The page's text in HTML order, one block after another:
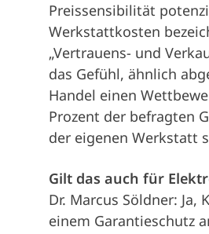
Preissensibilität
Werkstattkosten
„Vertrauens- und
das Gefühl, ähnlich
Handel einen
Prozent der befragten
der eigenen Werkstatt
Gilt das auch für
Dr. Marcus Söldner:
einem Garantieschutz